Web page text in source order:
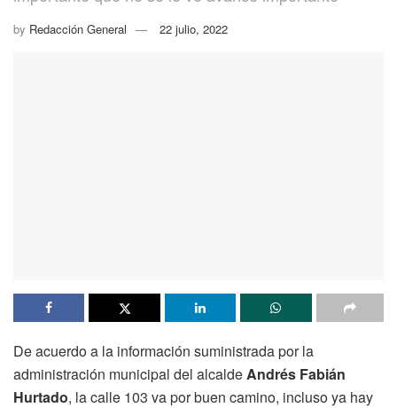
by Redacción General 22 julio, 2022
De acuerdo a la información suministrada por la
administración municipal del alcaldeAndrés Fabián
Hurtado, la calle 103 va por buen camino, incluso ya hay